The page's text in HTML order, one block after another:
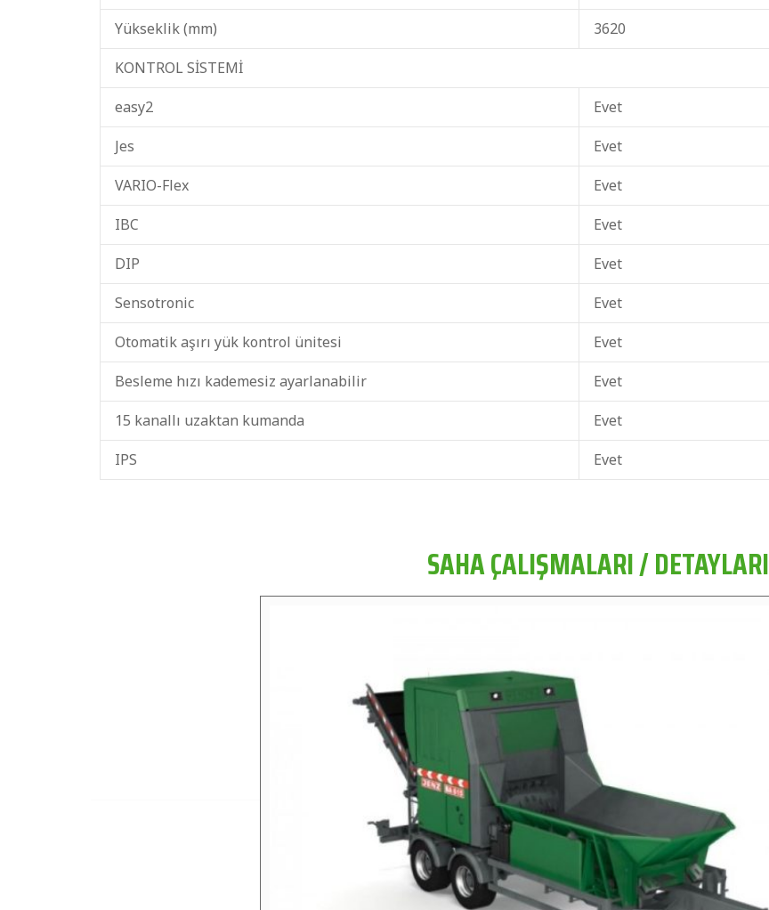
Yükseklik (mm)
3620
KONTROL SİSTEMİ
easy2
Evet
Jes
Evet
VARIO-Flex
Evet
IBC
Evet
DIP
Evet
Sensotronic
Evet
Otomatik aşırı yük kontrol ünitesi
Evet
Besleme hızı kademesiz ayarlanabilir
Evet
15 kanallı uzaktan kumanda
Evet
IPS
Evet
SAHA ÇALIŞMALARI / DETAYLARI